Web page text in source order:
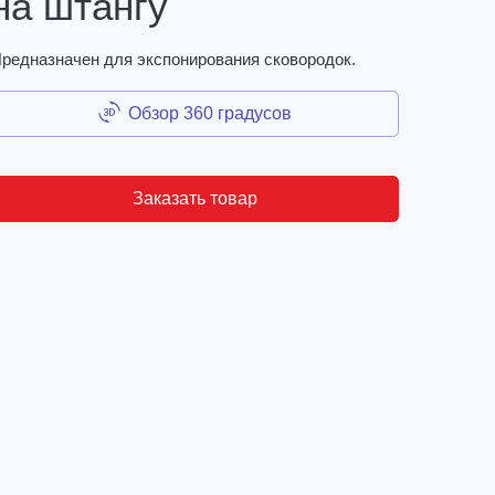
для экспонирования сковородок.
Обзор 360 градусов
Заказать товар